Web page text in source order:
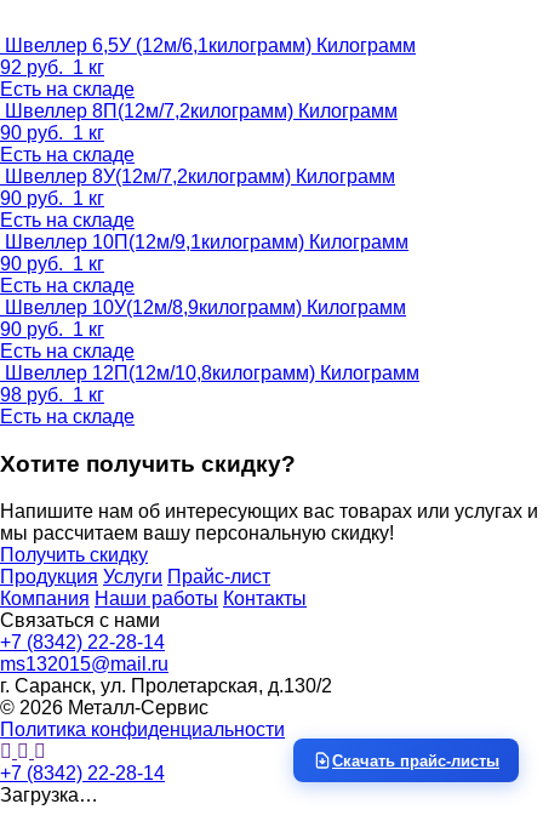
Швеллер 6,5У (12м/6,1килограмм) Килограмм
92 руб. 1 кг
Есть на складе
Швеллер 8П(12м/7,2килограмм) Килограмм
90 руб. 1 кг
Есть на складе
Швеллер 8У(12м/7,2килограмм) Килограмм
90 руб. 1 кг
Есть на складе
Швеллер 10П(12м/9,1килограмм) Килограмм
90 руб. 1 кг
Есть на складе
Швеллер 10У(12м/8,9килограмм) Килограмм
90 руб. 1 кг
Есть на складе
Швеллер 12П(12м/10,8килограмм) Килограмм
98 руб. 1 кг
Есть на складе
Хотите получить скидку?
Напишите нам об интересующих вас товарах или услугах и
мы рассчитаем вашу персональную скидку!
Получить скидку
Продукция Услуги Прайс-лист
Компания Наши работы Контакты
Связаться с нами
+7 (8342) 22-28-14
ms132015@mail.ru
г. Саранск, ул. Пролетарская, д.130/2
© 2026 Металл-Сервис
Политика конфиденциальности
+7 (8342) 22-28-14
Загрузка…
Скачать прайс-листы